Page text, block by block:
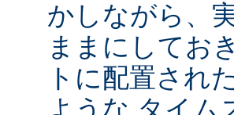
かしながら、
ままにしてお
トに配置され
ような タイム